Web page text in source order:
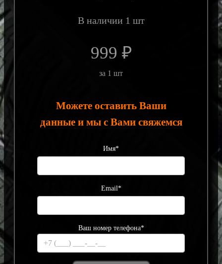
В наличии 1 шт
999 ₽
за 1 шт
Можете оставить Ваши
данные и мы с Вами свяжемся
Имя*
Email*
Ваш номер телефона*